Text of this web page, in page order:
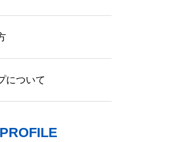
について